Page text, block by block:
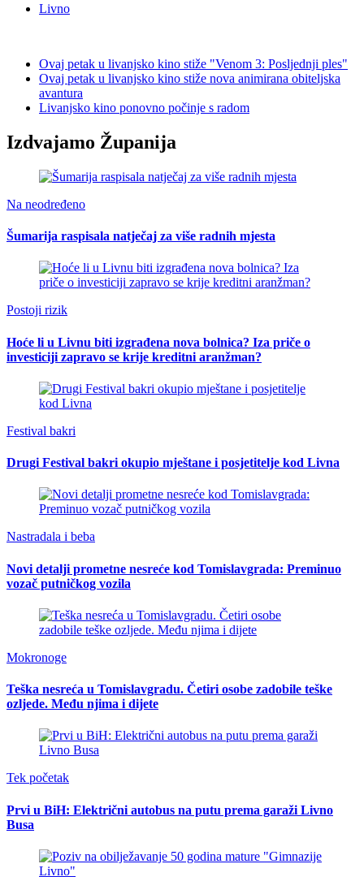
Livno
Ovaj petak u livanjsko kino stiže "Venom 3: Posljednji ples"
Ovaj petak u livanjsko kino stiže nova animirana obiteljska
avantura
Livanjsko kino ponovno počinje s radom
Izdvajamo Županija
Na neodređeno
Šumarija raspisala natječaj za više radnih mjesta
Postoji rizik
Hoće li u Livnu biti izgrađena nova bolnica? Iza priče o
investiciji zapravo se krije kreditni aranžman?
Festival bakri
Drugi Festival bakri okupio mještane i posjetitelje kod Livna
Nastradala i beba
Novi detalji prometne nesreće kod Tomislavgrada: Preminuo
vozač putničkog vozila
Mokronoge
Teška nesreća u Tomislavgradu. Četiri osobe zadobile teške
ozljede. Među njima i dijete
Tek početak
Prvi u BiH: Električni autobus na putu prema garaži Livno
Busa